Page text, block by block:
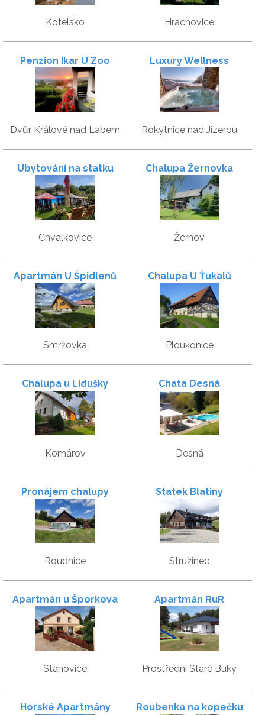
Kotelsko Hrachovice
Penzion Ikar U Zoo
Dvůr Králové nad Labem
Luxury Wellness
Apartment
Rokytnice nad Jizerou
Ubytování na statku
nedaleko Ratibořic
Chvalkovice
Chalupa Žernovka
Žernov
Apartmán U Špidlenů
Smržovka
Chalupa U Ťukalů
Ploukonice
Chalupa u Lidušky
Komárov
Chata Desná
Desná
Pronájem chalupy
Roudnice
Statek Blatiny
Stružinec
Apartmán u Šporkova
mlýna
Stanovice
Apartmán RuR
Prostřední Staré Buky
Horské Apartmány
Roubenka na kopečku